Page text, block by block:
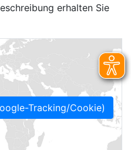
erhalten Sie
Tracking/Cookie)